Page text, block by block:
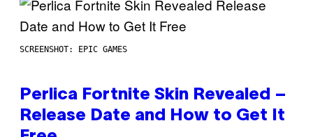
SCREENSHOT: EPIC GAMES
Perlica Fortnite Skin Revealed –
Release Date and How to Get It